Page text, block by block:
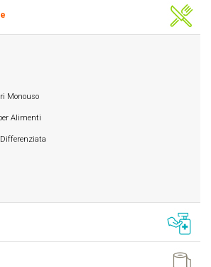
Monouso
Alimenti